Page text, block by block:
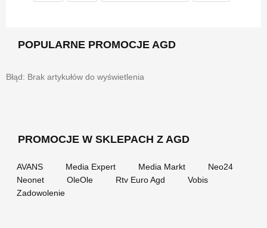
POPULARNE PROMOCJE AGD
Błąd: Brak artykułów do wyświetlenia
PROMOCJE W SKLEPACH Z AGD
AVANS Media Expert Media Markt
Neo24
Neonet
OleOle Rtv Euro Agd
Vobis
Zadowolenie